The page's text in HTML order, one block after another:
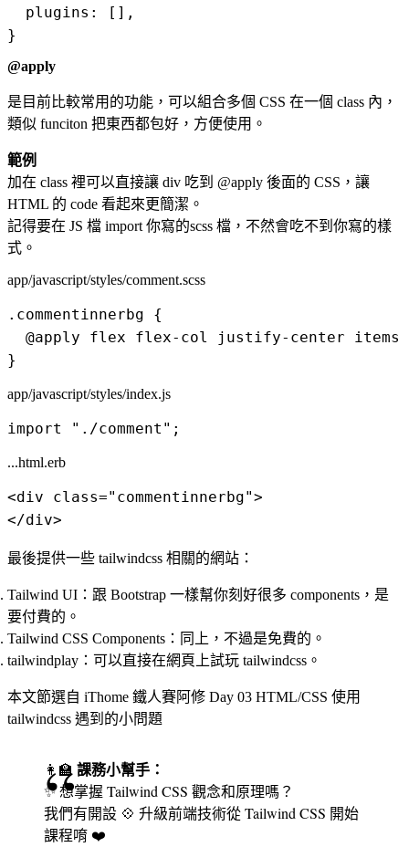
  plugins: [],
@apply
是目前比較常用的功能，可以組合多個 CSS 在一個 class 內，
類似 funciton 把東西都包好，方便使用。
範例
加在 class 裡可以直接讓 div 吃到 @apply 後面的 CSS，讓
HTML 的 code 看起來更簡潔。
記得要在 JS 檔 import 你寫的scss 檔，不然會吃不到你寫的樣
式。
app/javascript/styles/comment.scss
.commentinnerbg {
@apply flex flex-col justify-center
app/javascript/styles/index.js
...html.erb
<div class="commentinnerbg">
最後提供一些 tailwindcss 相關的網站：
Tailwind UI ：跟 Bootstrap 一樣幫你刻好很多 components，是
要付費的。
Tailwind CSS Components ：同上，不過是免費的。
tailwindplay ：可以直接在網頁上試玩 tailwindcss。
本文節選自 iThome 鐵人賽阿修 Day 03 HTML/CSS 使用
tailwindcss 遇到的小問題
👩‍🏫課務小幫手：
✨ 想掌握 Tailwind CSS 觀念和原理嗎？
我們有開設 💠 升級前端技術從 Tailwind CSS 開始
課程唷 ❤️️